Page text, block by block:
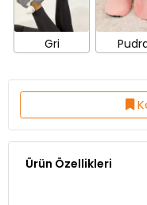
Gri
Ürün Özellikleri